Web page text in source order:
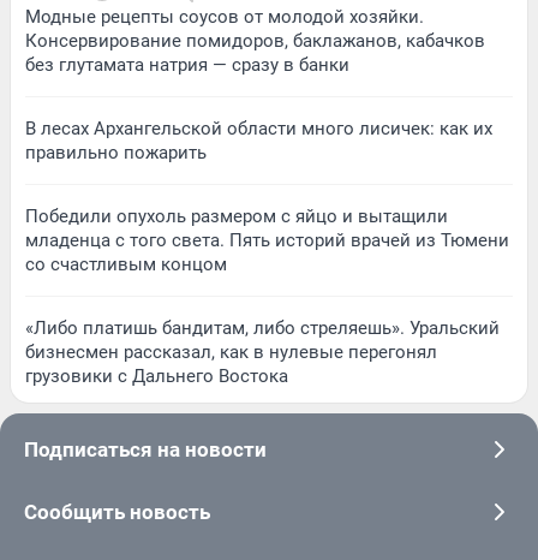
Модные рецепты соусов от молодой хозяйки.
Консервирование помидоров, баклажанов, кабачков
без глутамата натрия — сразу в банки
В лесах Архангельской области много лисичек: как их
правильно пожарить
Победили опухоль размером с яйцо и вытащили
младенца с того света. Пять историй врачей из Тюмени
со счастливым концом
«Либо платишь бандитам, либо стреляешь». Уральский
бизнесмен рассказал, как в нулевые перегонял
грузовики с Дальнего Востока
Подписаться на новости
Сообщить новость